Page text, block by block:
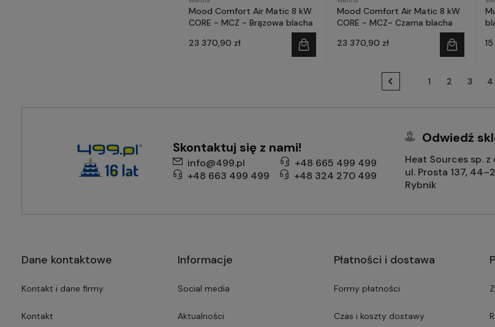
Mood Comfort Air Matic 8 kW
CORE - MCZ - Brązowa blacha
23 370,90 zł
Mood Comfort Air Matic 8 kW
CORE - MCZ- Czarna blacha
23 370,90 zł
1 2 3 4
Skontaktuj się z nami!
info@499.pl
+48 665 499 499
+48 663 499 499
+48 324 270 499
Odwiedź
Heat Sources sp. z
ul. Prosta 137,
Rybnik
Dane kontaktowe
Kontakt i dane firmy
Kontakt
Informacje
Social media
Aktualności
Płatności i dostawa
Formy płatności
Czas i koszty dostawy